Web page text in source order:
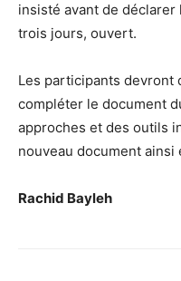
insisté avant de
trois jours, ouvert.
Les participants devront
compléter le document
approches et des outils
nouveau document ainsi
Rachid Bayleh